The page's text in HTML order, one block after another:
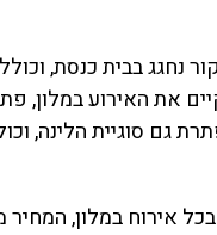
נחגג בבית כנסת,
את האירוע
גם סוגיית הלינה,